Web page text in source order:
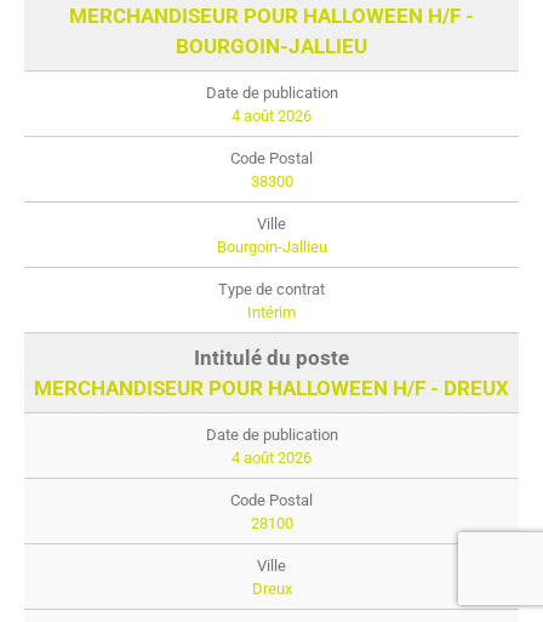
MERCHANDISEUR POUR HALLOWEEN H/F -
BOURGOIN-JALLIEU
4 août 2026
38300
Bourgoin-Jallieu
Intérim
MERCHANDISEUR POUR HALLOWEEN H/F - DREUX
4 août 2026
28100
Dreux